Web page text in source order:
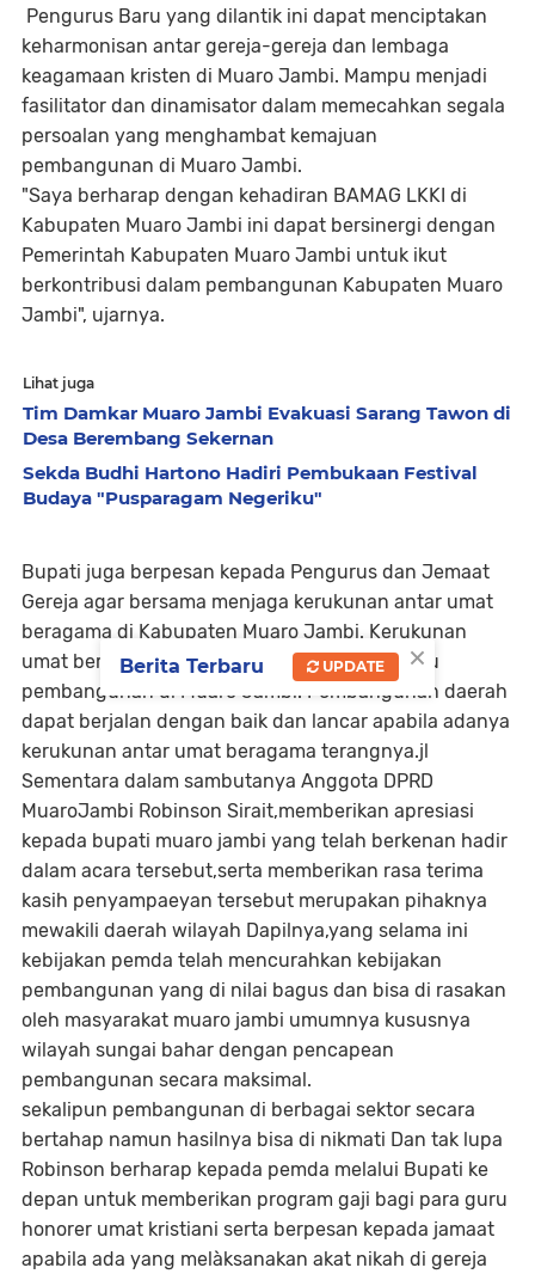
Pengurus Baru yang dilantik ini dapat menciptakan
keharmonisan antar gereja-gereja dan lembaga
keagamaan kristen di Muaro Jambi. Mampu menjadi
fasilitator dan dinamisator dalam memecahkan segala
persoalan yang menghambat kemajuan
pembangunan di Muaro Jambi.
"Saya berharap dengan kehadiran BAMAG LKKI di
Kabupaten Muaro Jambi ini dapat bersinergi dengan
Pemerintah Kabupaten Muaro Jambi untuk ikut
berkontribusi dalam pembangunan Kabupaten Muaro
Jambi", ujarnya.
Lihat juga
Tim Damkar Muaro Jambi Evakuasi Sarang Tawon di
Desa Berembang Sekernan
Sekda Budhi Hartono Hadiri Pembukaan Festival
Budaya "Pusparagam Negeriku"
Bupati juga berpesan kepada Pengurus dan Jemaat
Gereja agar bersama menjaga kerukunan antar umat
beragama di Kabupaten Muaro Jambi. Kerukunan
umat beragama menjadi salah satu titik tumpu
pembangunan di Muaro Jambi. Pembangunan daerah
dapat berjalan dengan baik dan lancar apabila adanya
kerukunan antar umat beragama terangnya.jl
Sementara dalam sambutanya Anggota DPRD
MuaroJambi Robinson Sirait,memberikan apresiasi
kepada bupati muaro jambi yang telah berkenan hadir
dalam acara tersebut,serta memberikan rasa terima
kasih penyampaeyan tersebut merupakan pihaknya
mewakili daerah wilayah Dapilnya,yang selama ini
kebijakan pemda telah mencurahkan kebijakan
pembangunan yang di nilai bagus dan bisa di rasakan
oleh masyarakat muaro jambi umumnya kususnya
wilayah sungai bahar dengan pencapean
pembangunan secara maksimal.
sekalipun pembangunan di berbagai sektor secara
bertahap namun hasilnya bisa di nikmati Dan tak lupa
Robinson berharap kepada pemda melalui Bupati ke
depan untuk memberikan program gaji bagi para guru
honorer umat kristiani serta berpesan kepada jamaat
apabila ada yang melàksanakan akat nikah di gereja
×
Berita Terbaru UPDATE